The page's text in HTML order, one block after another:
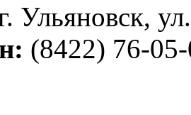
Ульяновск,
(8422) 76-